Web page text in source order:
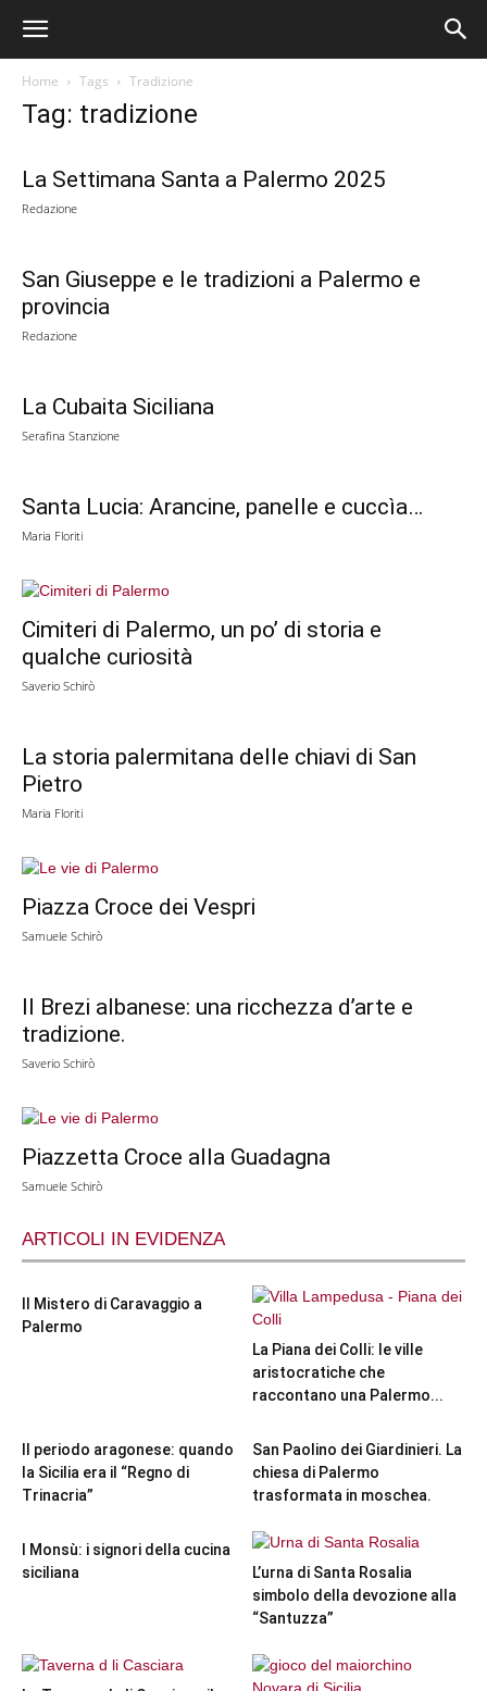
Home Tags Tradizione
Tag: tradizione
La Settimana Santa a Palermo 2025
Redazione
San Giuseppe e le tradizioni a Palermo e
provincia
Redazione
La Cubaita Siciliana
Serafina Stanzione
Santa Lucia: Arancine, panelle e cuccìa…
Maria Floriti
Cimiteri di Palermo, un po’ di storia e
qualche curiosità
Saverio Schirò
La storia palermitana delle chiavi di San
Pietro
Maria Floriti
Piazza Croce dei Vespri
Samuele Schirò
Il Brezi albanese: una ricchezza d’arte e
tradizione.
Saverio Schirò
Piazzetta Croce alla Guadagna
Samuele Schirò
ARTICOLI IN EVIDENZA
Il Mistero di Caravaggio a
Palermo
La Piana dei Colli: le ville
aristocratiche che
raccontano una Palermo...
Il periodo aragonese: quando
la Sicilia era il “Regno di
Trinacria”
San Paolino dei Giardinieri. La
chiesa di Palermo
trasformata in moschea.
I Monsù: i signori della cucina
siciliana
L’urna di Santa Rosalia
simbolo della devozione alla
“Santuzza”